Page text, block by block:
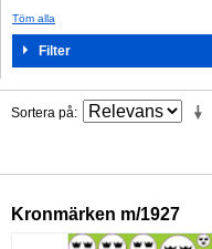
Töm alla
Filter
Sortera på
Kronmärken m/1927